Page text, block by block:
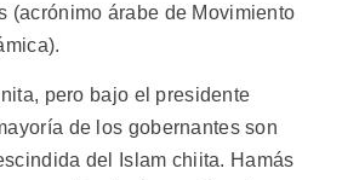
(acrónimo árabe de Movimiento
pero bajo el presidente
de los gobernantes son
del Islam chiita. Hamás